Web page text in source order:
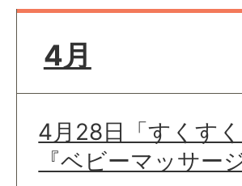
4月
4月28日「すくす
『ベビーマッサー